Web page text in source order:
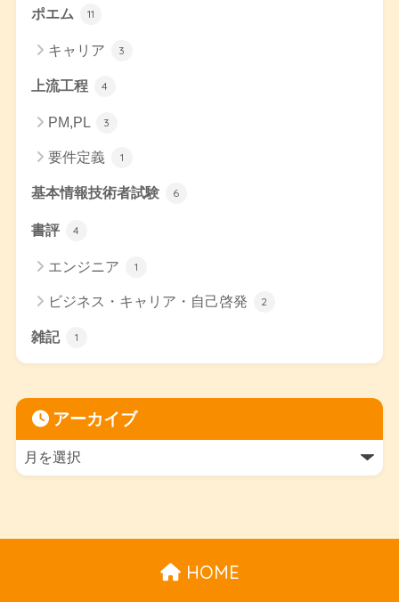
ポエム 11
キャリア 3
上流工程 4
PM,PL 3
要件定義 1
基本情報技術者試験 6
書評 4
エンジニア 1
ビジネス・キャリア・自己啓発 2
雑記 1
アーカイブ
HOME